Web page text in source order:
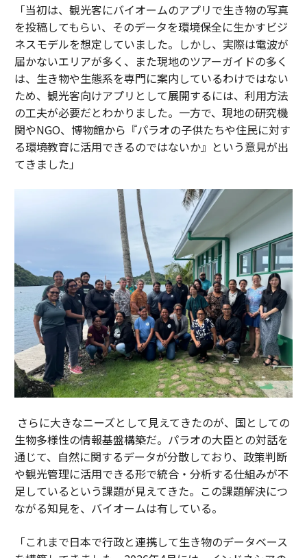
「当初は、観光客にバイオームのアプリで生き物の写真
を投稿してもらい、そのデータを環境保全に生かすビジ
ネスモデルを想定していました。しかし、実際は電波が
届かないエリアが多く、また現地のツアーガイドの多く
は、生き物や生態系を専門に案内しているわけではない
ため、観光客向けアプリとして展開するには、利用方法
の工夫が必要だとわかりました。一方で、現地の研究機
関やNGO、博物館から『パラオの子供たちや住民に対す
る環境教育に活用できるのではないか』という意見が出
てきました」
さらに大きなニーズとして見えてきたのが、国としての
生物多様性の情報基盤構築だ。パラオの大臣との対話を
通じて、自然に関するデータが分散しており、政策判断
や観光管理に活用できる形で統合・分析する仕組みが不
足しているという課題が見えてきた。この課題解決につ
ながる知見を、バイオームは有している。
「これまで日本で行政と連携して生き物のデータベース